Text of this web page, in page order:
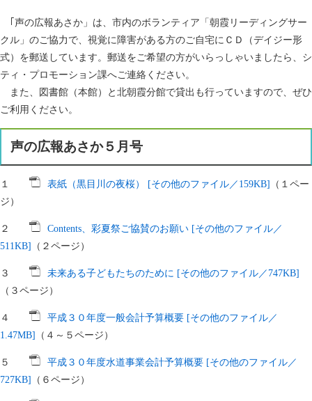
｢声の広報あさか」は、市内のボランティア「朝霞リーディングサー
クル」のご協力で、視覚に障害がある方のご自宅にＣＤ（デイジー形
式）を郵送しています。郵送をご希望の方がいらっしゃいましたら、シ
ティ・プロモーション課へご連絡ください。
また、図書館（本館）と北朝霞分館で貸出も行っていますので、ぜひ
ご利用ください。
声の広報あさか５月号
１ 表紙（黒目川の夜桜） [その他のファイル／159KB]
（１ペー
ジ）
２
Contents、彩夏祭ご協賛のお願い [その他のファイル／
511KB]
（２ページ）
３
未来ある子どもたちのために [その他のファイル／747KB]
（３ページ）
４
平成３０年度一般会計予算概要 [その他のファイル／
1.47MB]
（４～５ページ）
５
平成３０年度水道事業会計予算概要 [その他のファイル／
727KB]
（６ページ）